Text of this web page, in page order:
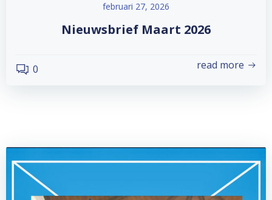
februari 27, 2026
Nieuwsbrief Maart 2026
0 read more